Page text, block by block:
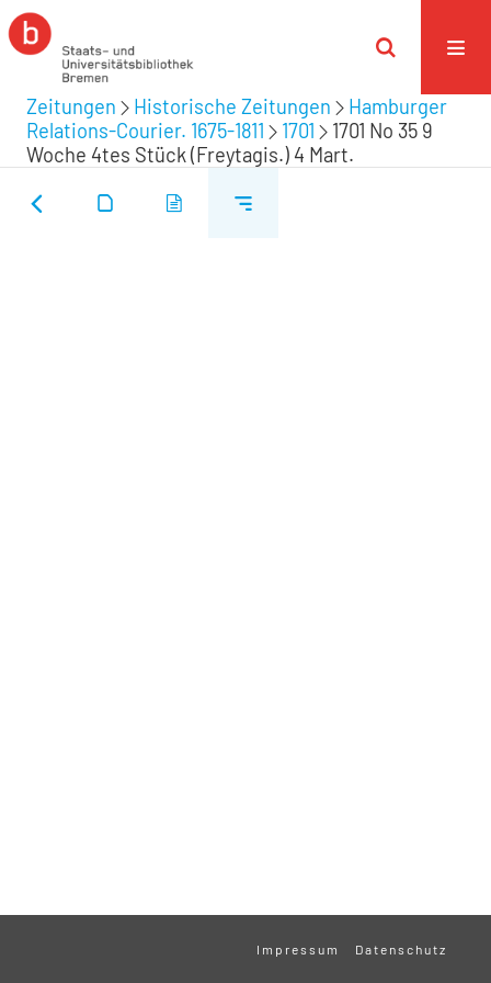
Zeitungen Historische Zeitungen
Hamburger
Relations-Courier. 1675-1811
1701
1701 No 35 9
Woche 4tes Stück (Freytagis.) 4 Mart.
Impressum Datenschutz